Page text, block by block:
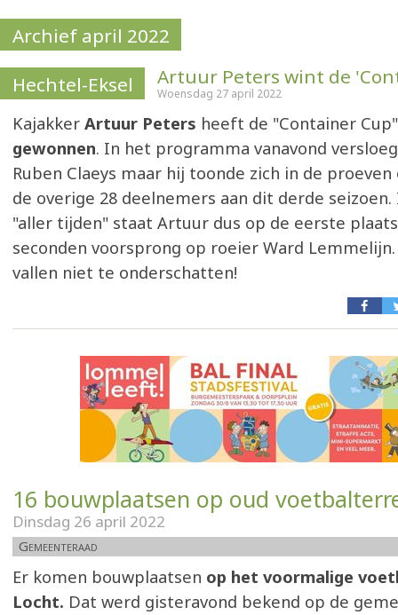
Archief april 2022
Hechtel-Eksel
Artuur Peters wint de
Woensdag 27 april 2022
Kajakker Artuur Peters heeft de "Container
gewonnen. In het programma vanavond
Ruben Claeys maar hij toonde zich in de
de overige 28 deelnemers aan dit derde
"aller tijden" staat Artuur dus op de eerste
seconden voorsprong op roeier Ward
vallen niet te onderschatten!
16 bouwplaatsen op oud
Dinsdag 26 april 2022
Gemeenteraad
Er komen bouwplaatsen op het voormalige
Locht. Dat werd gisteravond bekend op de